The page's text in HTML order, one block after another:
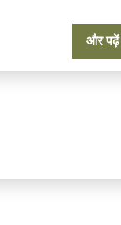
और पढ़ें